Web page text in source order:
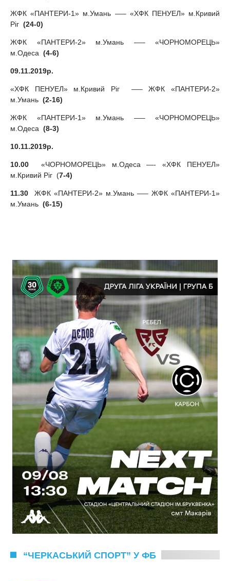
ЖФК «ПАНТЕРИ-1» м.Умань —– «ХФК ПЕНУЕЛ» м.Кривий
Ріг (24-0)
ЖФК «ПАНТЕРИ-2» м.Умань —– «ЧОРНОМОРЕЦЬ»
м.Одеса (4-6)
09.11.2019р.
«ХФК ПЕНУЕЛ» м.Кривий Ріг —– ЖФК «ПАНТЕРИ-2»
м.Умань (2-16)
ЖФК «ПАНТЕРИ-1» м.Умань —– «ЧОРНОМОРЕЦЬ»
м.Одеса (8-3)
10.11.2019р.
10.00 «ЧОРНОМОРЕЦЬ» м.Одеса —- «ХФК ПЕНУЕЛ»
м.Кривий Ріг (7-4)
11.30 ЖФК «ПАНТЕРИ-2» м.Умань —– ЖФК «ПАНТЕРИ-1»
м.Умань (6-15)
“ЧЕРКАСЬКИЙ СПОРТ” У ФБ